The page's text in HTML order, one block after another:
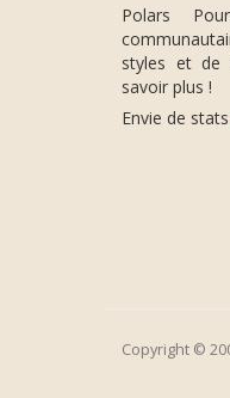
Polars
styles et de
savoir plus !
Envie de
Copyright ©